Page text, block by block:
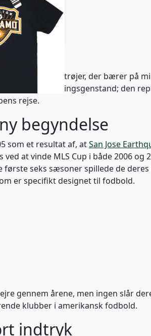
adidas
(S)
deres retro trøjer, der bærer på
blot en beklædningsgenstand; den
rejse.
begyndelse
som et resultat af, atSan Jose
at vinde MLS Cup i både 2006
seks sæsoner spillede de
er specifikt designet til fodbold.
gennem årene, men ingen slår
klubber i amerikansk fodbold.
indtryk